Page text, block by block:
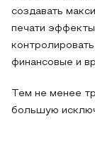
создавать
печати
финансовые и
Тем не менее
большую